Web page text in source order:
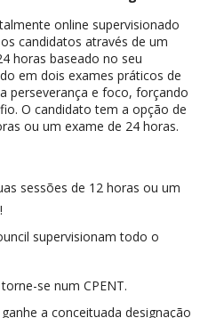
online supervisionado
candidatos através de um
horas baseado no seu
em dois exames práticos de
perseverança e foco, forçando
O candidato tem a opção de
ou um exame de 24 horas.
sessões de 12 horas ou um
supervisionam todo o
se num CPENT.
a conceituada designação